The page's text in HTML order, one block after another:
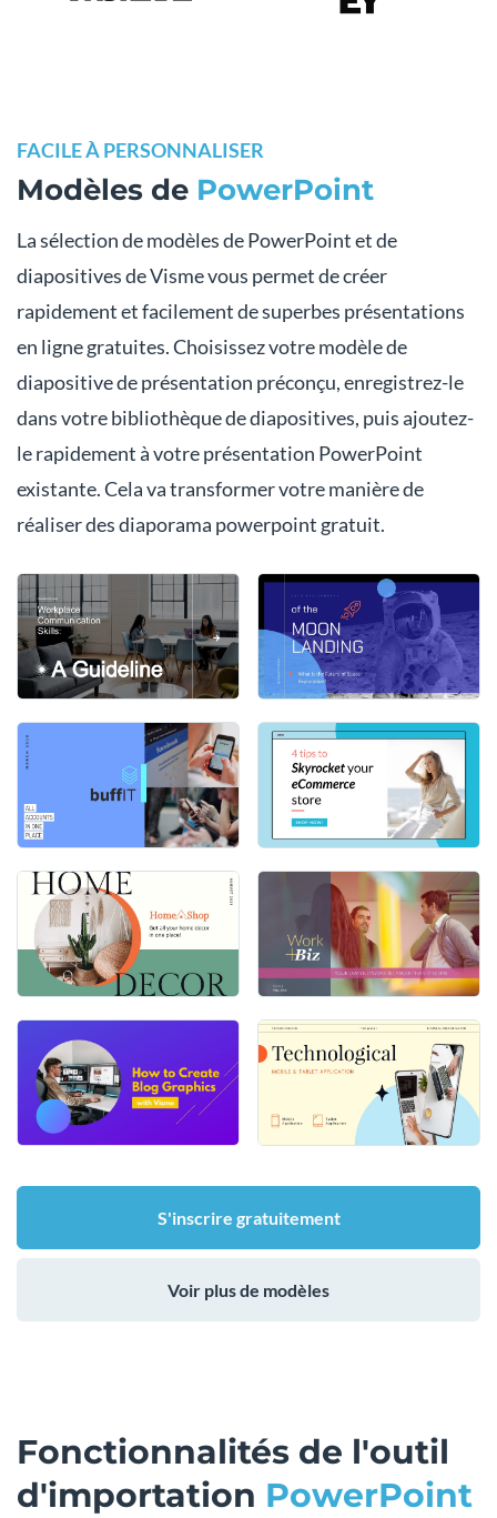
FACILE À PERSONNALISER
Modèles de PowerPoint
La sélection de modèles de PowerPoint et de
diapositives de Visme vous permet de créer
rapidement et facilement de superbes présentations
en ligne gratuites. Choisissez votre modèle de
diapositive de présentation préconçu, enregistrez-le
dans votre bibliothèque de diapositives, puis ajoutez-
le rapidement à votre présentation PowerPoint
existante. Cela va transformer votre manière de
réaliser des diaporama powerpoint gratuit.
S'inscrire gratuitement
Voir plus de modèles
Fonctionnalités de l'outil
d'importation PowerPoint